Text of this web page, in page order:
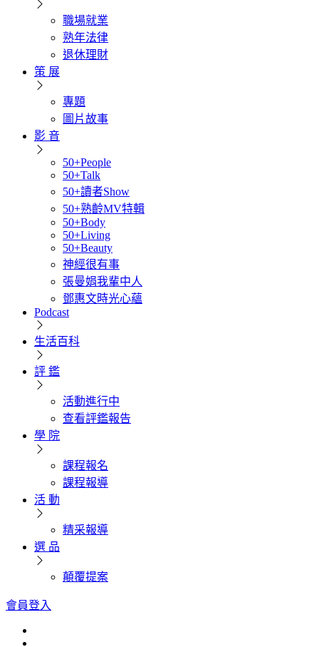
職場就業
熟年法律
退休理財
策 展
專題
圖片故事
影 音
50+People
50+Talk
50+讀者Show
50+熟齡MV特輯
50+Body
50+Living
50+Beauty
神經很有事
張曼娟我輩中人
鄧惠文時光心蘊
Podcast
生活百科
評 鑑
活動進行中
查看評鑑報告
學 院
課程報名
課程報導
活 動
精采報導
選 品
顛覆提案
會員登入